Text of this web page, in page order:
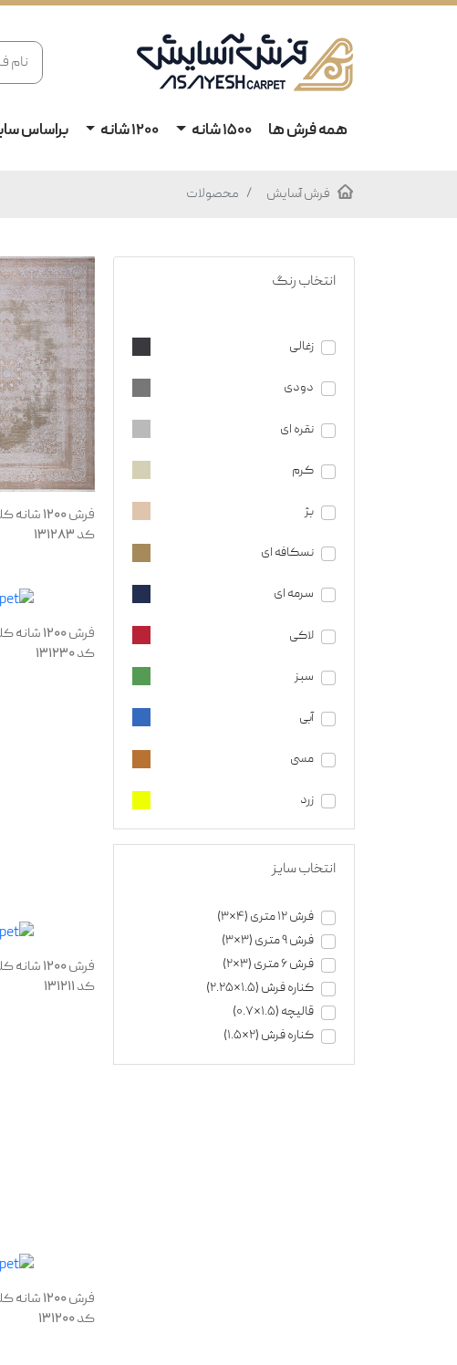
همه فرش ها 1500 شانه 1200 شانه براساس
فرش آسایش محصولات
انتخاب رنگ
زغالی
دودی
نقره ای
کرم
بژ
نسکافه ای
سرمه ای
لاکی
سبز
آبی
مسی
زرد
انتخاب سایز
فرش 12 متری (4*3)
فرش 9 متری (3*3)
فرش 6 متری (3*2)
کناره فرش (1.5*2.25)
قالیچه (1.5*0.7)
کناره فرش (2*1.5)
فرش 1200
کد 131283
فرش 1200
کد 131230
فرش 1200
کد 131211
فرش 1200
کد 131200